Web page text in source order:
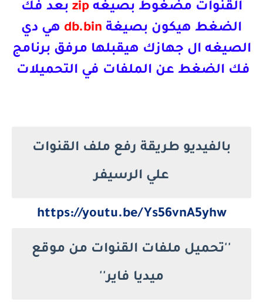
القنوات مضغوط بصيغهzip بعد فك
الضغط هيكون بصيغة db.bin هي دي
الصيغه ال جهازك هيقبلها مرفق برنامج
فك الضغط عن الملفات في التحميلات
بالفيديو طريقة رفع ملف القنوات
علي الرسيفر
https://youtu.be/Ys56vnA5yhw
''تحميل ملفات القنوات من موقع
ميديا فاير''